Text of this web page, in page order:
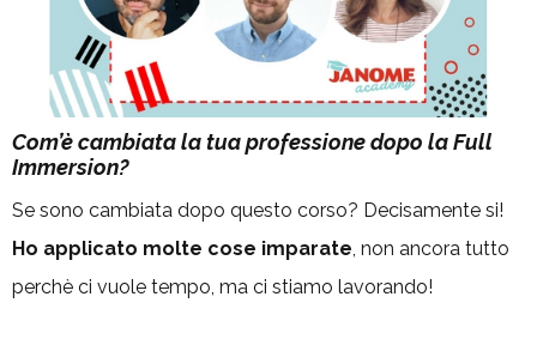
Com’è cambiata la tua professione dopo la Full
Immersion?
Se sono cambiata dopo questo corso? Decisamente si!
Ho applicato molte cose imparate, non ancora tutto
perchè ci vuole tempo, ma ci stiamo lavorando!